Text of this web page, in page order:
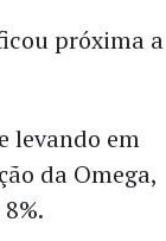
próxima a
levando em
da Omega,